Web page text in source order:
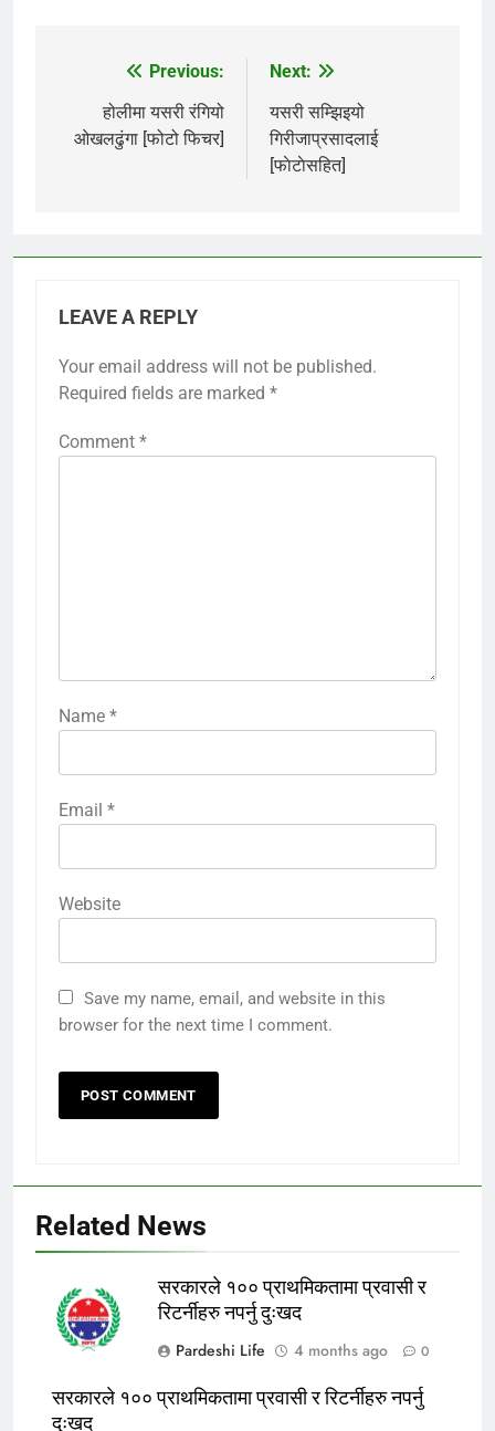
navigation
Previous:
होलीमा यसरी रंगियो
ओखलढुंगा [फोटो फिचर]
Next:
यसरी सम्झिइयो
गिरीजाप्रसादलाई
[फाेटाेसहित]
LEAVE A REPLY
Your email address will not be published.
Required fields are marked *
Comment *
Name *
Email *
Website
Save my name, email, and website in this
browser for the next time I comment.
Related News
सरकारले १०० प्राथमिकतामा प्रवासी र
रिटर्नीहरु नपर्नु दुःखद
Pardeshi Life
4 months ago 0
सरकारले १०० प्राथमिकतामा प्रवासी र रिटर्नीहरु नपर्नु
दुःखद